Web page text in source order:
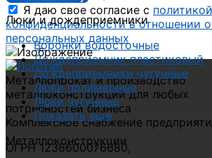
Люки и дождеприемники
Воронки водосточные
Дождеприемник пластиковый
Дождеприемники чугунные
Люки полимерные
Люки чугунные
Показать еще
Металлоконструкции
Я даю свое согласие с политикой
конфиденциальности в отношении
персональных данных
Металлопрокат и производство
металлоконструкций для любых
потребностей бизнеса
Комплексное снабжение
ОГРН 1236600076680,